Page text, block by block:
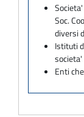
Soc.
diversi
Istituti
Enti